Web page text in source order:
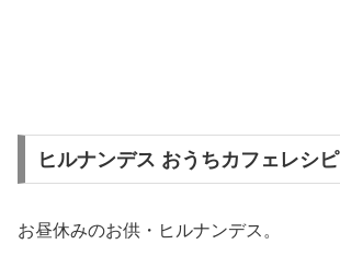
ヒルナンデス おうちカフェレシピ
お昼休みのお供・ヒルナンデス。